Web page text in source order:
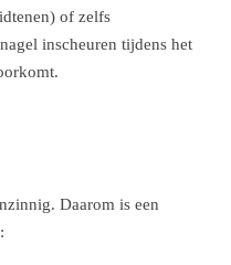
of zelfs
inscheuren tijdens het
Daarom is een